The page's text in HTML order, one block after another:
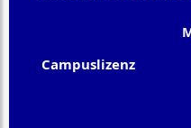
Campuslizenz